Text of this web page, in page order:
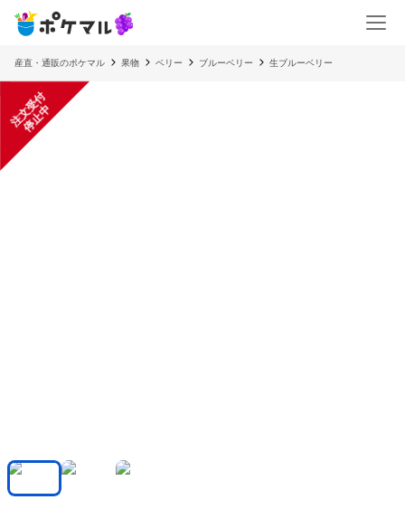
産直・通販のポケマル 果物 ベリー ブルーベリー 生ブルーベリー
注
文
受
付
停
止
中